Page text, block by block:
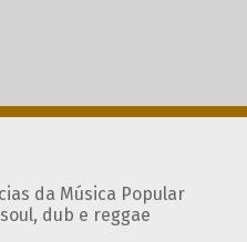
da Música Popular
dub e reggae